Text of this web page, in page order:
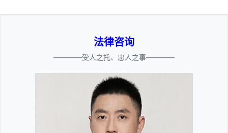
法律咨询
————受人之托、忠人之事————